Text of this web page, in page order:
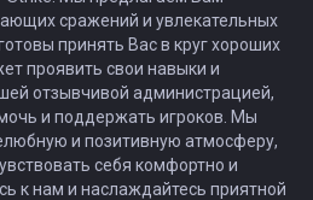
сражений и увлекательных
принять Вас в круг хороших
проявить свои навыки и
отзывчивой администрацией,
и поддержать игроков. Мы
и позитивную атмосферу,
себя комфортно и
к нам и наслаждайтесь приятной